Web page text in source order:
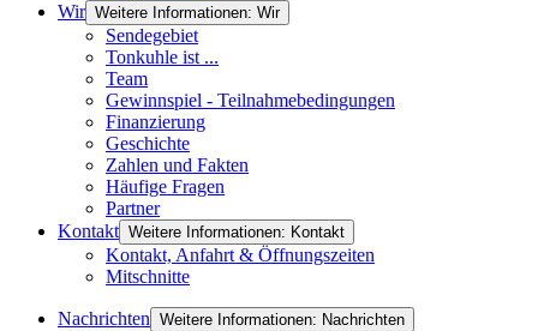
Wir Weitere Informationen: Wir
Sendegebiet
Tonkuhle ist ...
Team
Gewinnspiel - Teilnahmebedingungen
Finanzierung
Geschichte
Zahlen und Fakten
Häufige Fragen
Partner
Kontakt Weitere Informationen: Kontakt
Kontakt, Anfahrt & Öffnungszeiten
Mitschnitte
Nachrichten Weitere Informationen: Nachrichten